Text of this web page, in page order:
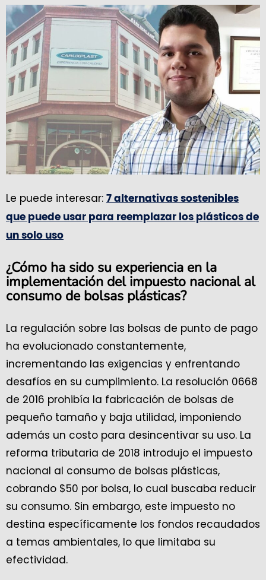
Le puede interesar: 7 alternativas sostenibles
que puede usar para reemplazar los plásticos de
un solo uso
¿Cómo ha sido su experiencia en la
implementación del impuesto nacional al
consumo de bolsas plásticas?
La regulación sobre las bolsas de punto de pago
ha evolucionado constantemente,
incrementando las exigencias y enfrentando
desafíos en su cumplimiento. La resolución 0668
de 2016 prohibía la fabricación de bolsas de
pequeño tamaño y baja utilidad, imponiendo
además un costo para desincentivar su uso. La
reforma tributaria de 2018 introdujo el impuesto
nacional al consumo de bolsas plásticas,
cobrando $50 por bolsa, lo cual buscaba reducir
su consumo. Sin embargo, este impuesto no
destina específicamente los fondos recaudados
a temas ambientales, lo que limitaba su
efectividad.